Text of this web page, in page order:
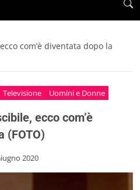
com’è diventata dopo la
Televisione Uomini e Donne
ecco com’è
(FOTO)
2020